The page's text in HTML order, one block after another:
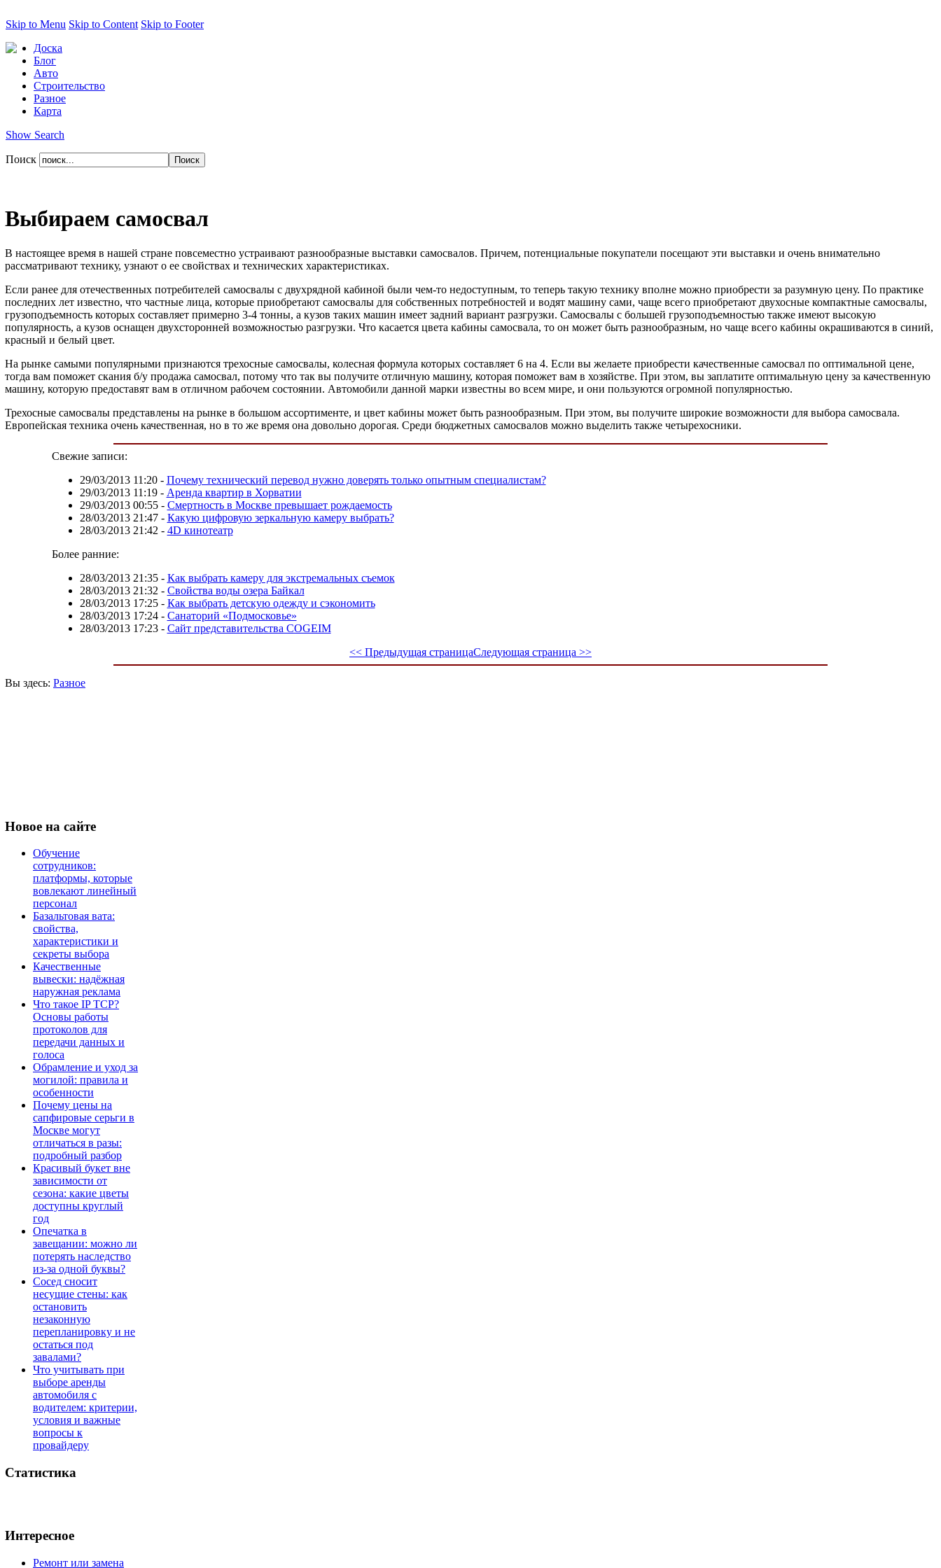
Skip to Menu Skip to Content Skip to Footer
Доска
Блог
Авто
Строительство
Разное
Карта
Show Search
Поиск
Выбираем самосвал
В настоящее время в нашей стране повсеместно устраивают разнообразные выставки самосвалов. Причем, потенциальные покупатели посещают эти выставки и очень внимательно
рассматривают технику, узнают о ее свойствах и технических характеристиках.
Если ранее для отечественных потребителей самосвалы с двухрядной кабиной были чем-то недоступным, то теперь такую технику вполне можно приобрести за разумную цену. По практике
последних лет известно, что частные лица, которые приобретают самосвалы для собственных потребностей и водят машину сами, чаще всего приобретают двухосные компактные самосвалы,
грузоподъемность которых составляет примерно 3-4 тонны, а кузов таких машин имеет задний вариант разгрузки. Самосвалы с большей грузоподъемностью также имеют высокую
популярность, а кузов оснащен двухсторонней возможностью разгрузки. Что касается цвета кабины самосвала, то он может быть разнообразным, но чаще всего кабины окрашиваются в синий,
красный и белый цвет.
На рынке самыми популярными признаются трехосные самосвалы, колесная формула которых составляет 6 на 4. Если вы желаете приобрести качественные самосвал по оптимальной цене,
тогда вам поможет скания б/у продажа самосвал, потому что так вы получите отличную машину, которая поможет вам в хозяйстве. При этом, вы заплатите оптимальную цену за качественную
машину, которую предоставят вам в отличном рабочем состоянии. Автомобили данной марки известны во всем мире, и они пользуются огромной популярностью.
Трехосные самосвалы представлены на рынке в большом ассортименте, и цвет кабины может быть разнообразным. При этом, вы получите широкие возможности для выбора самосвала.
Европейская техника очень качественная, но в то же время она довольно дорогая. Среди бюджетных самосвалов можно выделить также четырехосники.
Свежие записи:
29/03/2013 11:20- Почему технический перевод нужно доверять только опытным специалистам?
29/03/2013 11:19- Аренда квартир в Хорватии
29/03/2013 00:55- Смертность в Москве превышает рождаемость
28/03/2013 21:47- Какую цифровую зеркальную камеру выбрать?
28/03/2013 21:42 - 4D кинотеатр
Более ранние:
28/03/2013 21:35- Как выбрать камеру для экстремальных съемок
28/03/2013 21:32 - Свойства воды озера Байкал
28/03/2013 17:25- Как выбрать детскую одежду и сэкономить
28/03/2013 17:24- Санаторий «Подмосковье»
28/03/2013 17:23- Сайт представительства COGEIM
<< Предыдущая страницаСледующая страница >>
Вы здесь: Разное
Новое на сайте
Обучение
сотрудников:
платформы, которые
вовлекают линейный
персонал
Базальтовая вата:
свойства,
характеристики и
секреты выбора
Качественные
вывески: надёжная
наружная реклама
Что такое IP TCP?
Основы работы
протоколов для
передачи данных и
голоса
Обрамление и уход за
могилой: правила и
особенности
Почему цены на
сапфировые серьги в
Москве могут
отличаться в разы:
подробный разбор
Красивый букет вне
зависимости от
сезона: какие цветы
доступны круглый
год
Опечатка в
завещании: можно ли
потерять наследство
из-за одной буквы?
Сосед сносит
несущие стены: как
остановить
незаконную
перепланировку и не
остаться под
завалами?
Что учитывать при
выборе аренды
автомобиля с
водителем: критерии,
условия и важные
вопросы к
провайдеру
Статистика
Интересное
Ремонт или замена